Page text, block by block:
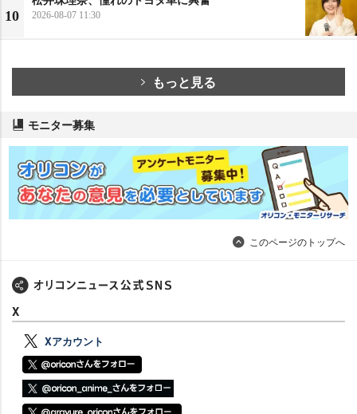
10 2026-08-07 11:30
もっと見る
モニター募集
このページのトップへ
X
Xアカウント